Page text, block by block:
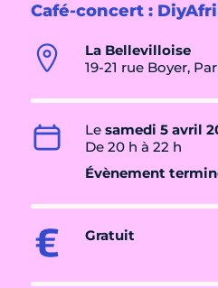
Café-concert :
La Bellevilloise
19-21 rue Boyer,
Le samedi 5 avril
De 20 h à 22 h
Évènement
Gratuit